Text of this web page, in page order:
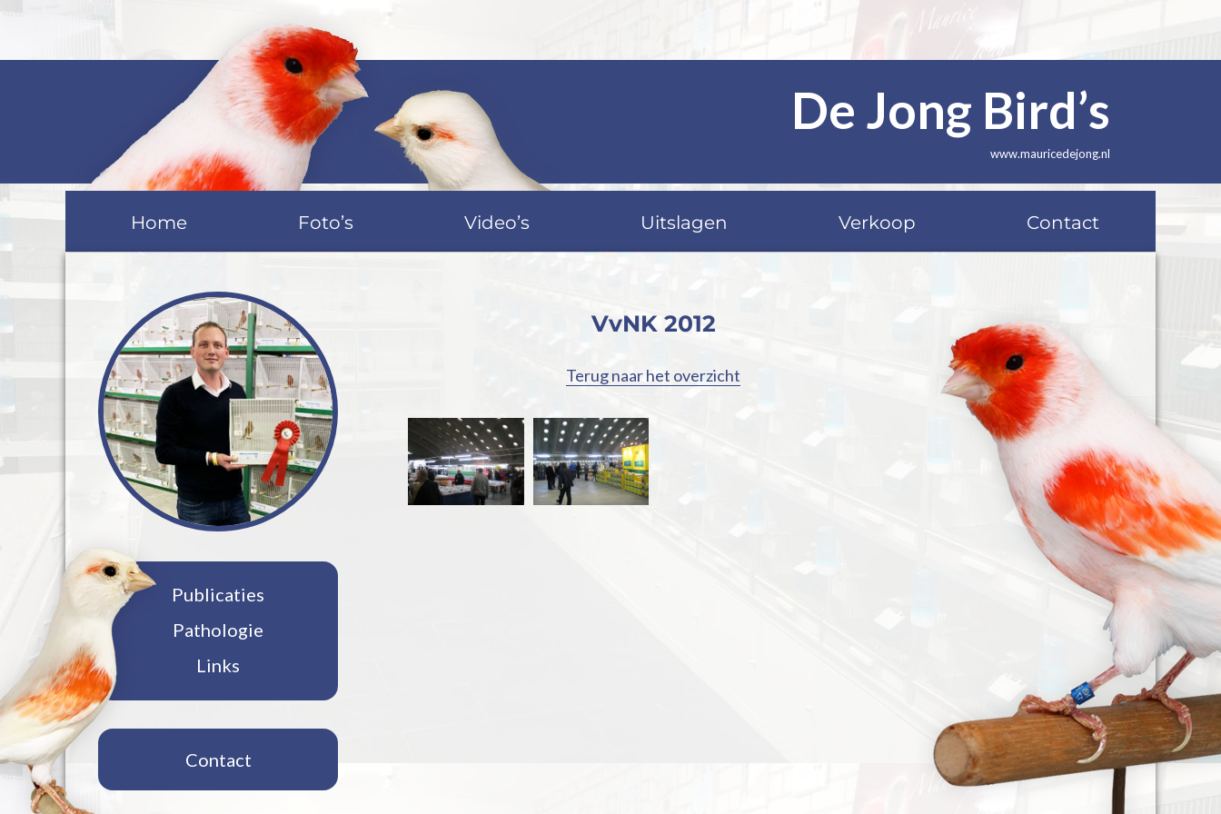
De Jong Bird’s
www.mauricedejong.nl
Home Foto’s Video’s Uitslagen Verkoop Contact
VvNK 2012
Terug naar het overzicht
Publicaties
Pathologie
Links
Contact